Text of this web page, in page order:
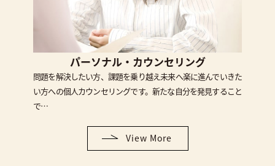
パーソナル・カウンセリング
問題を解決したい方、課題を乗り越え未来へ楽に進んでいきた
い方への個人カウンセリングです。新たな自分を発見すること
で…
View More